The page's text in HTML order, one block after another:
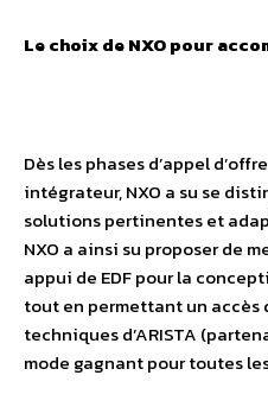
Le choix de NXO pour
Dès les phases d’appel
intégrateur, NXO a su se
solutions pertinentes et
NXO a ainsi su proposer de
appui de EDF pour la
tout en permettant un accès
techniques d’ARISTA
mode gagnant pour toutes